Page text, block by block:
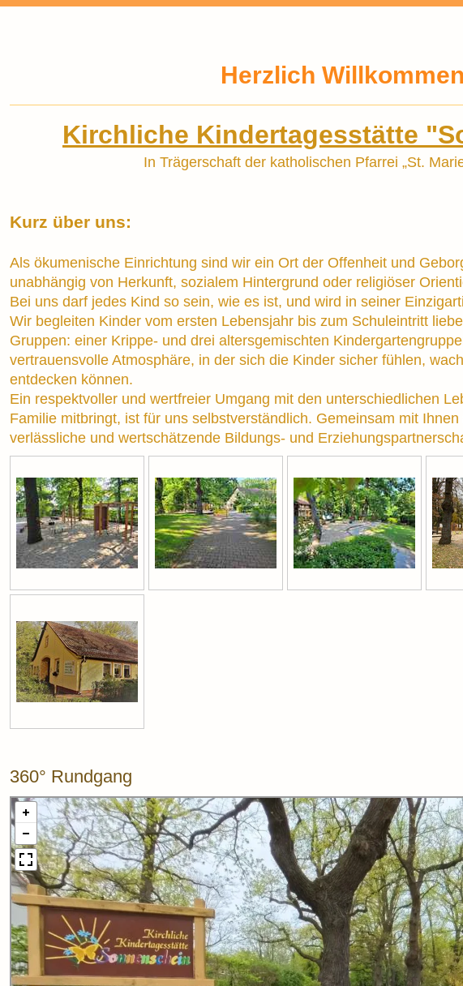
Herzlich
Kirchliche Kindertagesstätte
In Trägerschaft der katholischen Pfarrei „St.
Kurz über uns:
Als ökumenische Einrichtung sind wir ein Ort der Offenheit und
unabhängig von Herkunft, sozialem Hintergrund oder religiöser
Bei uns darf jedes Kind so sein, wie es ist, und wird in seiner
Wir begleiten Kinder vom ersten Lebensjahr bis zum Schuleintritt
Gruppen: einer Krippe- und drei altersgemischten
vertrauensvolle Atmosphäre, in der sich die Kinder sicher fühlen,
entdecken können.
Ein respektvoller und wertfreier Umgang mit den unterschiedlichen
Familie mitbringt, ist für uns selbstverständlich. Gemeinsam mit
verlässliche und wertschätzende Bildungs- und
360° Rundgang